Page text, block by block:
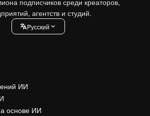
подписчиков среди креаторов,
агентств и студий.
Pусский
ИИ
основе ИИ